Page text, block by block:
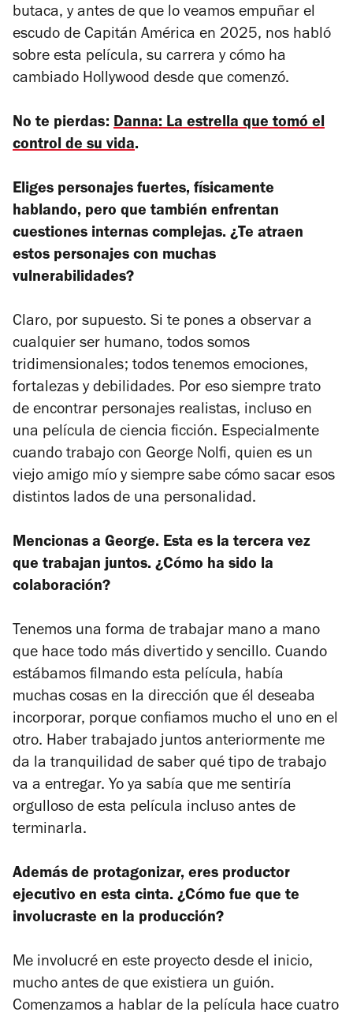
butaca, y antes de que lo veamos empuñar el
escudo de Capitán América en 2025, nos habló
sobre esta película, su carrera y cómo ha
cambiado Hollywood desde que comenzó.
No te pierdas: Danna: La estrella que tomó el
control de su vida.
Eliges personajes fuertes, físicamente
hablando, pero que también enfrentan
cuestiones internas complejas. ¿Te atraen
estos personajes con muchas
vulnerabilidades?
Claro, por supuesto. Si te pones a observar a
cualquier ser humano, todos somos
tridimensionales; todos tenemos emociones,
fortalezas y debilidades. Por eso siempre trato
de encontrar personajes realistas, incluso en
una película de ciencia ficción. Especialmente
cuando trabajo con George Nolfi, quien es un
viejo amigo mío y siempre sabe cómo sacar esos
distintos lados de una personalidad.
Mencionas a George. Esta es la tercera vez
que trabajan juntos. ¿Cómo ha sido la
colaboración?
Tenemos una forma de trabajar mano a mano
que hace todo más divertido y sencillo. Cuando
estábamos filmando esta película, había
muchas cosas en la dirección que él deseaba
incorporar, porque confiamos mucho el uno en el
otro. Haber trabajado juntos anteriormente me
da la tranquilidad de saber qué tipo de trabajo
va a entregar. Yo ya sabía que me sentiría
orgulloso de esta película incluso antes de
terminarla.
Además de protagonizar, eres productor
ejecutivo en esta cinta. ¿Cómo fue que te
involucraste en la producción?
Me involucré en este proyecto desde el inicio,
mucho antes de que existiera un guión.
Comenzamos a hablar de la película hace cuatro